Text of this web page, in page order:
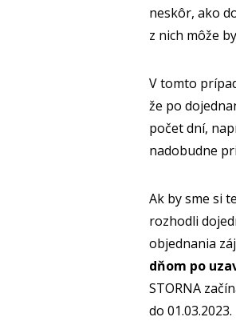
neskôr, ako
z nich môže
V tomto
že po
počet dní,
nadobudne
Ak by sme si
rozhodli
objednania
dňom po
STORNA
do 01.03.2023.